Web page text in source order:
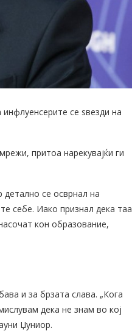
се ѕвезди на
притоа нарекувајќи ги
детално се осврнал на
себе. Иако признал дека таа
кон образование,
и за брзата слава. „Кога
дека не знам во кој
Џуниор.